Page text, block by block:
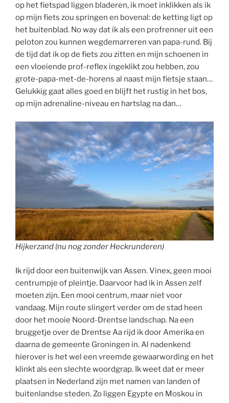
op het fietspad liggen bladeren, ik moet inklikken als ik
op mijn fiets zou springen en bovenal: de ketting ligt op
het buitenblad. No way dat ik als een profrenner uit een
peloton zou kunnen wegdemarreren van papa-rund. Bij
de tijd dat ik op de fiets zou zitten en mijn schoenen in
een vloeiende prof-reflex ingeklikt zou hebben, zou
grote-papa-met-de-horens al naast mijn fietsje staan…
Gelukkig gaat alles goed en blijft het rustig in het bos,
op mijn adrenaline-niveau en hartslag na dan…
Hijkerzand (nu nog zonder Heckrunderen)
Ik rijd door een buitenwijk van Assen. Vinex, geen mooi
centrumpje of pleintje. Daarvoor had ik in Assen zelf
moeten zijn. Een mooi centrum, maar niet voor
vandaag. Mijn route slingert verder om de stad heen
door het mooie Noord-Drentse landschap. Na een
bruggetje over de Drentse Aa rijd ik door Amerika en
daarna de gemeente Groningen in. Al nadenkend
hierover is het wel een vreemde gewaarwording en het
klinkt als een slechte woordgrap. Ik weet dat er meer
plaatsen in Nederland zijn met namen van landen of
buitenlandse steden. Zo liggen Egypte en Moskou in